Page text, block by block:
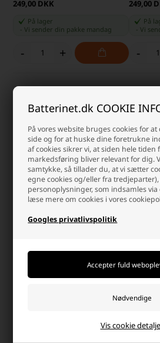
Batterinet.dk COOKIE
På vores website bruges cookies for
side og for at huske dine foretrukne
af cookies sikrer vi, at siden hele tiden
markedsføring bliver relevant for dig.
samtykke, så tillader du, at vi sætter
egne cookies og/eller fra
personoplysninger, som indsamles via
læse mere om cookies i vores
Googles privatlivspolitik
Vis cookie
249,00 DKK
På lager
-Vi sender din pakke mandag
- +
249,00
På
Vi
-
Irobot Roomba S9 S9+ Hepa
Ikke på lager
49,00
På
-